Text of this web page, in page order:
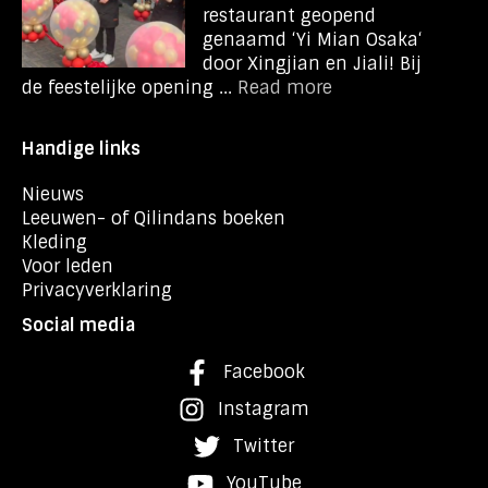
restaurant geopend
genaamd ‘Yi Mian Osaka‘
door Xingjian en Jiali! Bij
de feestelijke opening ... Read more
Handige links
Nieuws
Leeuwen- of Qilindans boeken
Kleding
Voor leden
Privacyverklaring
Social media
Facebook
Instagram
Twitter
YouTube